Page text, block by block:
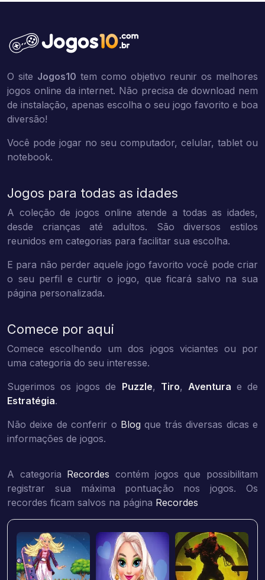
O site Jogos10 tem como objetivo reunir os melhores
jogos online da internet. Não precisa de download nem
de instalação, apenas escolha o seu jogo favorito e boa
diversão!
Você pode jogar no seu computador, celular, tablet ou
notebook.
Jogos para todas as idades
A coleção de jogos online atende a todas as idades,
desde crianças até adultos. São diversos estilos
reunidos em categorias para facilitar sua escolha.
E para não perder aquele jogo favorito você pode criar
o seu perfil e curtir o jogo, que ficará salvo na sua
página personalizada.
Comece por aqui
Comece escolhendo um dos jogos viciantes ou por
uma categoria do seu interesse.
Sugerimos os jogos de Puzzle, Tiro, Aventura e de
Estratégia.
Não deixe de conferir o Blog que trás diversas dicas e
informações de jogos.
A categoria Recordes contém jogos que possibilitam
registrar sua máxima pontuação nos jogos. Os
recordes ficam salvos na página Recordes